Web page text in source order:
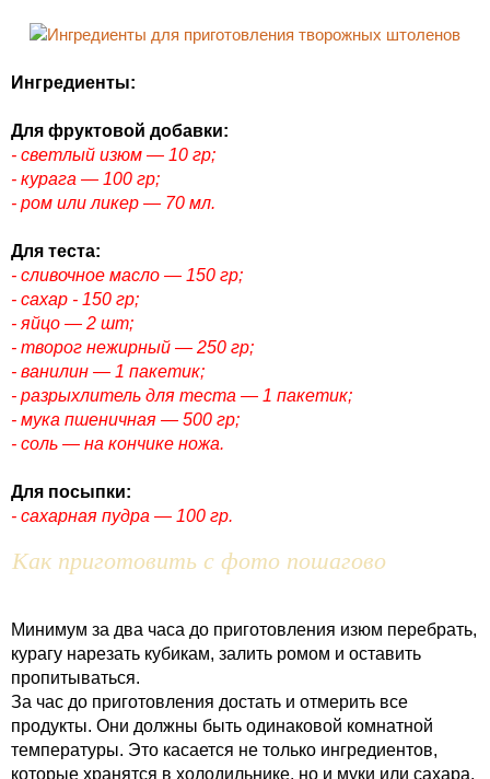
Ингредиенты:
Для фруктовой добавки:
- светлый изюм — 10 гр;
- курага — 100 гр;
- ром или ликер — 70 мл.
Для теста:
- сливочное масло — 150 гр;
- сахар - 150 гр;
- яйцо — 2 шт;
- творог нежирный — 250 гр;
- ванилин — 1 пакетик;
- разрыхлитель для теста — 1 пакетик;
- мука пшеничная — 500 гр;
- соль — на кончике ножа.
Для посыпки:
- сахарная пудра — 100 гр.
Как приготовить с фото пошагово
Минимум за два часа до приготовления изюм перебрать,
курагу нарезать кубикам, залить ромом и оставить
пропитываться.
За час до приготовления достать и отмерить все
продукты. Они должны быть одинаковой комнатной
температуры. Это касается не только ингредиентов,
которые хранятся в холодильнике, но и муки или сахара,